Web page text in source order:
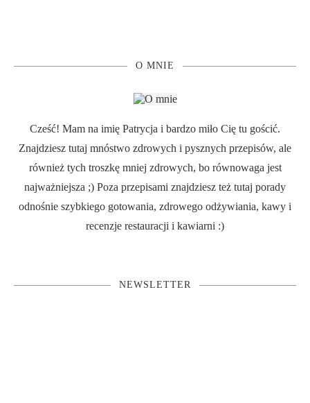
O MNIE
Cześć! Mam na imię Patrycja i bardzo miło Cię tu gościć.
Znajdziesz tutaj mnóstwo zdrowych i pysznych przepisów, ale
również tych troszkę mniej zdrowych, bo równowaga jest
najważniejsza ;) Poza przepisami znajdziesz też tutaj porady
odnośnie szybkiego gotowania, zdrowego odżywiania, kawy i
recenzje restauracji i kawiarni :)
NEWSLETTER